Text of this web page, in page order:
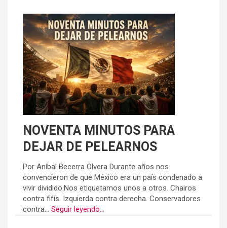
NOVENTA MINUTOS PARA
DEJAR DE PELEARNOS
Por Aníbal Becerra Olvera Durante años nos
convencieron de que México era un país condenado a
vivir dividido.Nos etiquetamos unos a otros. Chairos
contra fifís. Izquierda contra derecha. Conservadores
contra... Seguir leyendo...